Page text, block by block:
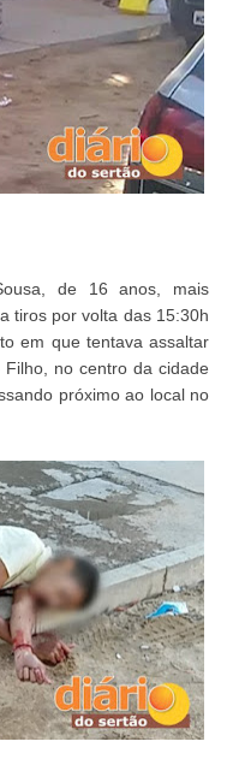
de 16 anos, mais
tiros por volta das 15:30h
em que tentava assaltar
no centro da cidade
próximo ao local no